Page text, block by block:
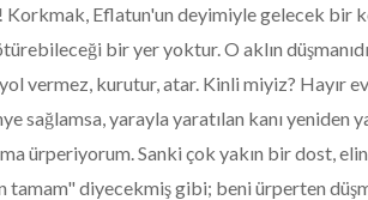
Korkmak, Eflatun'un deyimiyle gelecek bir
bir yer yoktur. O aklın
vermez, kurutur, atar. Kinli miyiz? Hayır
sağlamsa, yarayla yaratılan kanı yeniden
ürperiyorum. Sanki çok yakın bir dost,
tamam" diyecekmiş gibi; beni ürperten